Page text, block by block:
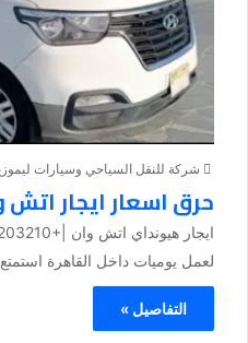
شركة للنقل السياحي وسيارات
حرق اسعار ايجار اتش
لعمل يوميات داخل القاهرة
التفاصيل »